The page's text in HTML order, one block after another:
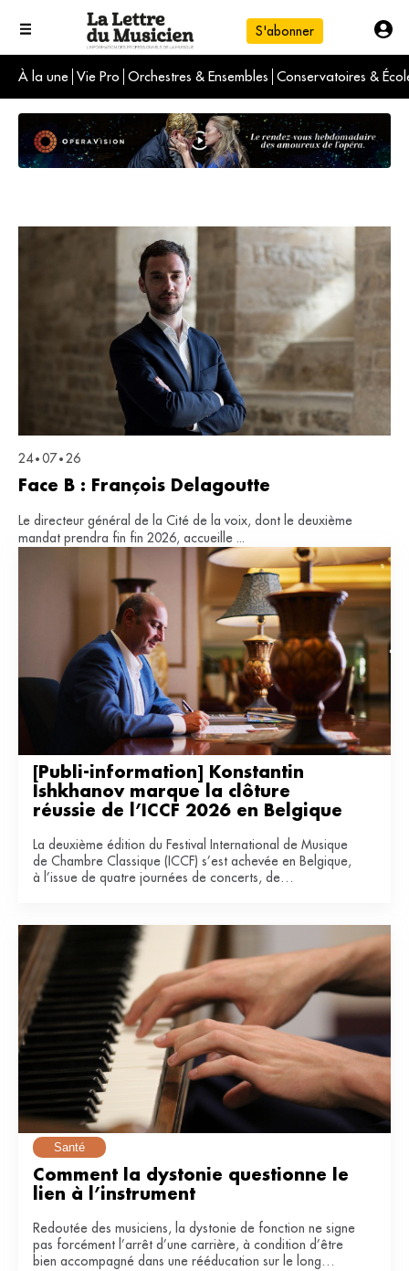
S'abonner
À la une Vie Pro Orchestres & Ensembles Conservatoires &
L'info du jour
Le numéro du mois
International
24 • 07 • 26
Face B : François Delagoutte
Le directeur général de la Cité de la voix, dont le deuxième
mandat prendra fin fin 2026, accueille ...
[Publi-information] Konstantin
Ishkhanov marque la clôture
réussie de l’ICCF 2026 en Belgique
La deuxième édition du Festival International de Musique
de Chambre Classique (ICCF) s’est achevée en Belgique,
à l’issue de quatre journées de concerts, de
Santé
Comment la dystonie questionne le
lien à l’instrument
Redoutée des musiciens, la dystonie de fonction ne signe
pas forcément l’arrêt d’une carrière, à condition d’être
bien accompagné dans une rééducation sur le long